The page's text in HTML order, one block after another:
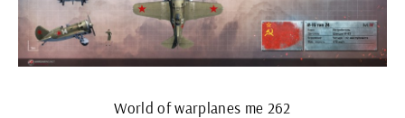
World of warplanes me 262